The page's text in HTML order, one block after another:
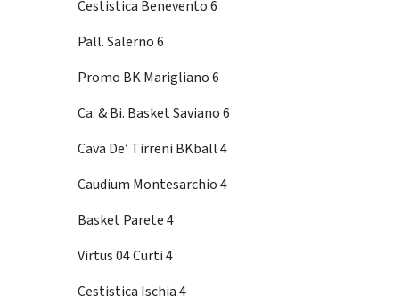
Cestistica Benevento 6
Pall. Salerno 6
Promo BK Marigliano 6
Ca. & Bi. Basket Saviano 6
Cava De’ Tirreni BKball 4
Caudium Montesarchio 4
Basket Parete 4
Virtus 04 Curti 4
Cestistica Ischia 4